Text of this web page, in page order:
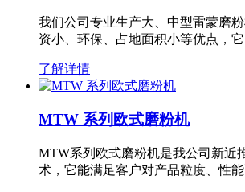
我们公司专业生产大、中型雷蒙磨
资小、环保、占地面积小等优点，
了解详情
MTW 系列欧式磨粉机
MTW系列欧式磨粉机是我公司新近
术，它能满足客户对产品粒度、性